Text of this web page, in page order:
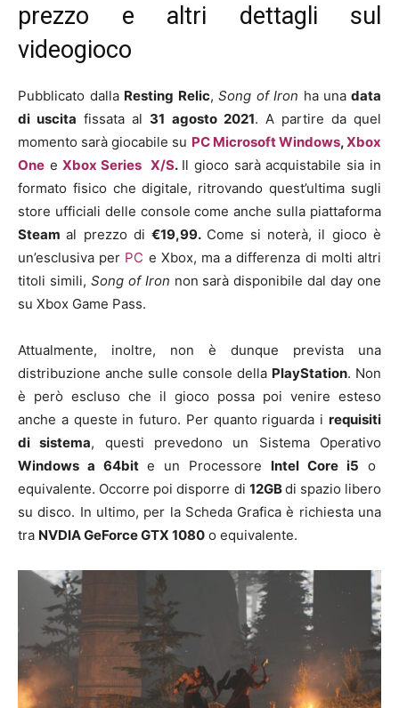
prezzo e altri dettagli sul
videogioco
Pubblicato dalla Resting Relic,Song of Iron ha una data
di uscita fissata al 31 agosto 2021. A partire da quel
momento sarà giocabile su PCMicrosoft Windows,Xbox
One e Xbox Series X/S. Il gioco sarà acquistabile sia in
formato fisico che digitale, ritrovando quest’ultima sugli
store ufficiali delle console come anche sulla piattaforma
Steamal prezzo di€19,99. Come si noterà, il gioco è
un’esclusiva per PC e Xbox, ma a differenza di molti altri
titoli simili, Song of Iron non sarà disponibile dal day one
su Xbox Game Pass.
Attualmente, inoltre, non è dunque prevista una
distribuzione anche sulle console della PlayStation. Non
è però escluso che il gioco possa poi venire esteso
anche a queste in futuro. Per quanto riguarda i requisiti
di sistema, questi prevedono un Sistema Operativo
Windows a 64bit e un Processore Intel Core i5 o
equivalente. Occorre poi disporre di 12GBdi spazio libero
su disco. In ultimo, per la Scheda Grafica è richiesta una
tra NVDIA GeForce GTX 1080 o equivalente.